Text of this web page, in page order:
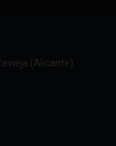
(Alicante)